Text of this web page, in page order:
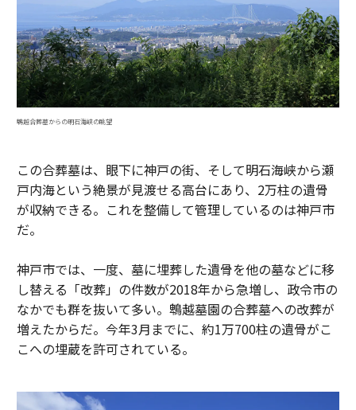
鵯越合葬墓からの明石海峡の眺望
この合葬墓は、眼下に神戸の街、そして明石海峡から瀬
戸内海という絶景が見渡せる高台にあり、2万柱の遺骨
が収納できる。これを整備して管理しているのは神戸市
だ。
神戸市では、一度、墓に埋葬した遺骨を他の墓などに移
し替える「改葬」の件数が2018年から急増し、政令市の
なかでも群を抜いて多い。鵯越墓園の合葬墓への改葬が
増えたからだ。今年3月までに、約1万700柱の遺骨がこ
こへの埋蔵を許可されている。